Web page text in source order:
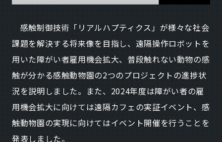
感触制御技術「リアルハプティクス」が様々な社会
課題を解決する将来像を目指し、遠隔操作ロボットを
用いた障がい者雇用機会拡大、普段触れない動物の感
触が分かる感触動物園の2つのプロジェクトの進捗状
況を説明しました。また、2024年度は障がい者の雇
用機会拡大に向けては遠隔カフェの実証イベント、感
触動物園の実現に向けてはイベント開催を行うことを
発表しました。